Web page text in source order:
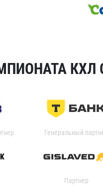
КХЛ
Генеральный
Партнер